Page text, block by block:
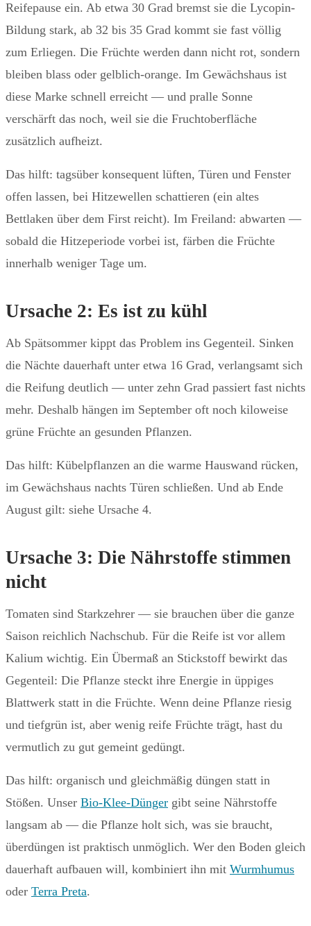
Reifepause ein. Ab etwa 30 Grad bremst sie die Lycopin-
Bildung stark, ab 32 bis 35 Grad kommt sie fast völlig
zum Erliegen. Die Früchte werden dann nicht rot, sondern
bleiben blass oder gelblich-orange. Im Gewächshaus ist
diese Marke schnell erreicht — und pralle Sonne
verschärft das noch, weil sie die Fruchtoberfläche
zusätzlich aufheizt.
Das hilft: tagsüber konsequent lüften, Türen und Fenster
offen lassen, bei Hitzewellen schattieren (ein altes
Bettlaken über dem First reicht). Im Freiland: abwarten —
sobald die Hitzeperiode vorbei ist, färben die Früchte
innerhalb weniger Tage um.
Ursache 2: Es ist zu kühl
Ab Spätsommer kippt das Problem ins Gegenteil. Sinken
die Nächte dauerhaft unter etwa 16 Grad, verlangsamt sich
die Reifung deutlich — unter zehn Grad passiert fast nichts
mehr. Deshalb hängen im September oft noch kiloweise
grüne Früchte an gesunden Pflanzen.
Das hilft: Kübelpflanzen an die warme Hauswand rücken,
im Gewächshaus nachts Türen schließen. Und ab Ende
August gilt: siehe Ursache 4.
Ursache 3: Die Nährstoffe stimmen
nicht
Tomaten sind Starkzehrer — sie brauchen über die ganze
Saison reichlich Nachschub. Für die Reife ist vor allem
Kalium wichtig. Ein Übermaß an Stickstoff bewirkt das
Gegenteil: Die Pflanze steckt ihre Energie in üppiges
Blattwerk statt in die Früchte. Wenn deine Pflanze riesig
und tiefgrün ist, aber wenig reife Früchte trägt, hast du
vermutlich zu gut gemeint gedüngt.
Das hilft: organisch und gleichmäßig düngen statt in
Stößen. Unser Bio-Klee-Dünger gibt seine Nährstoffe
langsam ab — die Pflanze holt sich, was sie braucht,
überdüngen ist praktisch unmöglich. Wer den Boden gleich
dauerhaft aufbauen will, kombiniert ihn mit Wurmhumus
oder Terra Preta.